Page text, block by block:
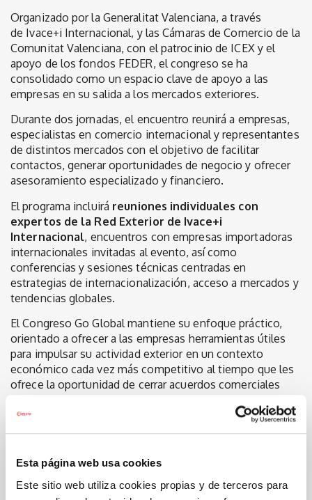
Esta página web usa cookies
Este sitio web utiliza cookies propias y de terceros para
Organizado por la Generalitat Valenciana, a través
de Ivace+i Internacional, y las Cámaras de Comercio de la
Comunitat Valenciana, con el patrocinio de ICEX y el
apoyo de los fondos FEDER, el congreso se ha
consolidado como un espacio clave de apoyo a las
empresas en su salida a los mercados exteriores.
Durante dos jornadas, el encuentro reunirá a empresas,
especialistas en comercio internacional y representantes
de distintos mercados con el objetivo de facilitar
contactos, generar oportunidades de negocio y ofrecer
asesoramiento especializado y financiero.
El programa incluirá reuniones individuales con
expertos de la Red Exterior de Ivace+i
Internacional, encuentros con empresas importadoras
internacionales invitadas al evento, así como
conferencias y sesiones técnicas centradas en
estrategias de internacionalización, acceso a mercados y
tendencias globales.
El Congreso Go Global mantiene su enfoque práctico,
orientado a ofrecer a las empresas herramientas útiles
para impulsar su actividad exterior en un contexto
económico cada vez más competitivo al tiempo que les
ofrece la oportunidad de cerrar acuerdos comerciales
La inscripción es gratuita y puede realizarse a través de la